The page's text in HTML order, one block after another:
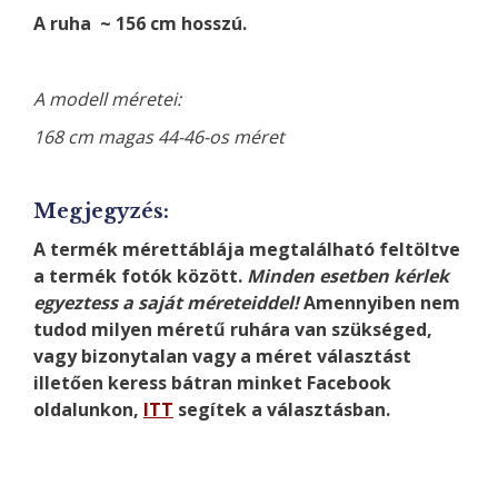
A ruha ~ 156 cm hosszú.
A modell méretei:
168 cm magas 44-46-os méret
Megjegyzés:
A termék mérettáblája megtalálható feltöltve
a termék fotók között. Minden esetben kérlek
egyeztess a saját méreteiddel!Amennyiben nem
tudod milyen méretű ruhára van szükséged,
vagy bizonytalan vagy a méret választást
illetően keress bátran minket Facebook
oldalunkon, ITT segítek a választásban.